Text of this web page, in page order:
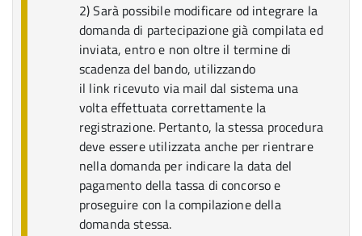
2) Sarà possibile modificare od integrare la
domanda di partecipazione già compilata ed
inviata, entro e non oltre il termine di
scadenza del bando, utilizzando
il link ricevuto via mail dal sistema una
volta effettuata correttamente la
registrazione. Pertanto, la stessa procedura
deve essere utilizzata anche per rientrare
nella domanda per indicare la data del
pagamento della tassa di concorso e
proseguire con la compilazione della
domanda stessa.